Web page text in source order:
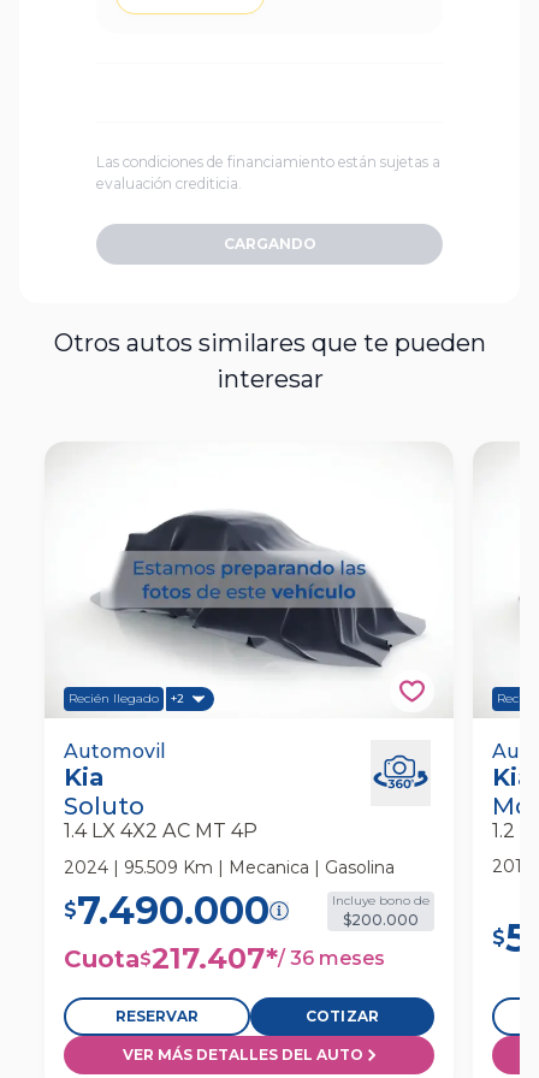
Las condiciones de financiamiento están sujetas a
evaluación crediticia.
CARGANDO
Otros autos similares que te pueden
interesar
Recién llegado +2
Kia Soluto 1.4 Lx 4x2 Ac Mt 4p Automovil
Automovil
Kia
Soluto
1.4 LX 4X2 AC MT 4P
2024 | 95.509 Km | Mecanica | Gasolina
$7.490.000 Incluye bono de
$200.000
Cuota$217.407*/ 36 meses
RESERVAR COTIZAR
VER MÁS DETALLES DEL AUTO
Kia
Kia
1.2
2017
$